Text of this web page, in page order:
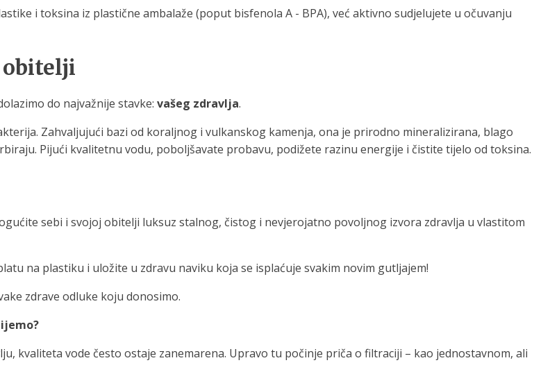
i toksina iz plastične ambalaže (poput bisfenola A - BPA), već aktivno sudjelujete u očuvanju
obitelji
do najvažnije stavke: vašeg zdravlja.
Zahvaljujući bazi od koraljnog i vulkanskog kamenja, ona je prirodno mineralizirana, blago
Pijući kvalitetnu vodu, poboljšavate probavu, podižete razinu energije i čistite tijelo od toksina.
sebi i svojoj obitelji luksuz stalnog, čistog i nevjerojatno povoljnog izvora zdravlja u vlastitom
na plastiku i uložite u zdravu naviku koja se isplaćuje svakim novim gutljajem!
zdrave odluke koju donosimo.
kvaliteta vode često ostaje zanemarena. Upravo tu počinje priča o filtraciji – kao jednostavnom, ali